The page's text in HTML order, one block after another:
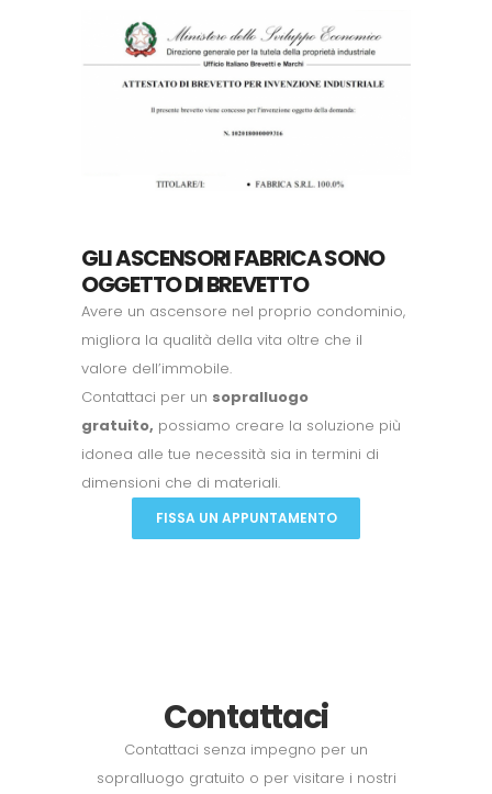
GLI ASCENSORI FABRICA SONO
OGGETTO DI BREVETTO
Avere un ascensore nel proprio condominio,
migliora la qualità della vita oltre che il
valore dell’immobile.
Contattaci per un sopralluogo
gratuito, possiamo creare la soluzione più
idonea alle tue necessità sia in termini di
dimensioni che di materiali.
FISSA UN APPUNTAMENTO
Contattaci
Contattaci senza impegno per un
sopralluogo gratuito o per visitare i nostri